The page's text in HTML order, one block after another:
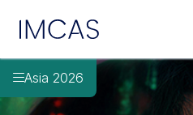
Aller au contenu principal
IMCAS
Asia 2026